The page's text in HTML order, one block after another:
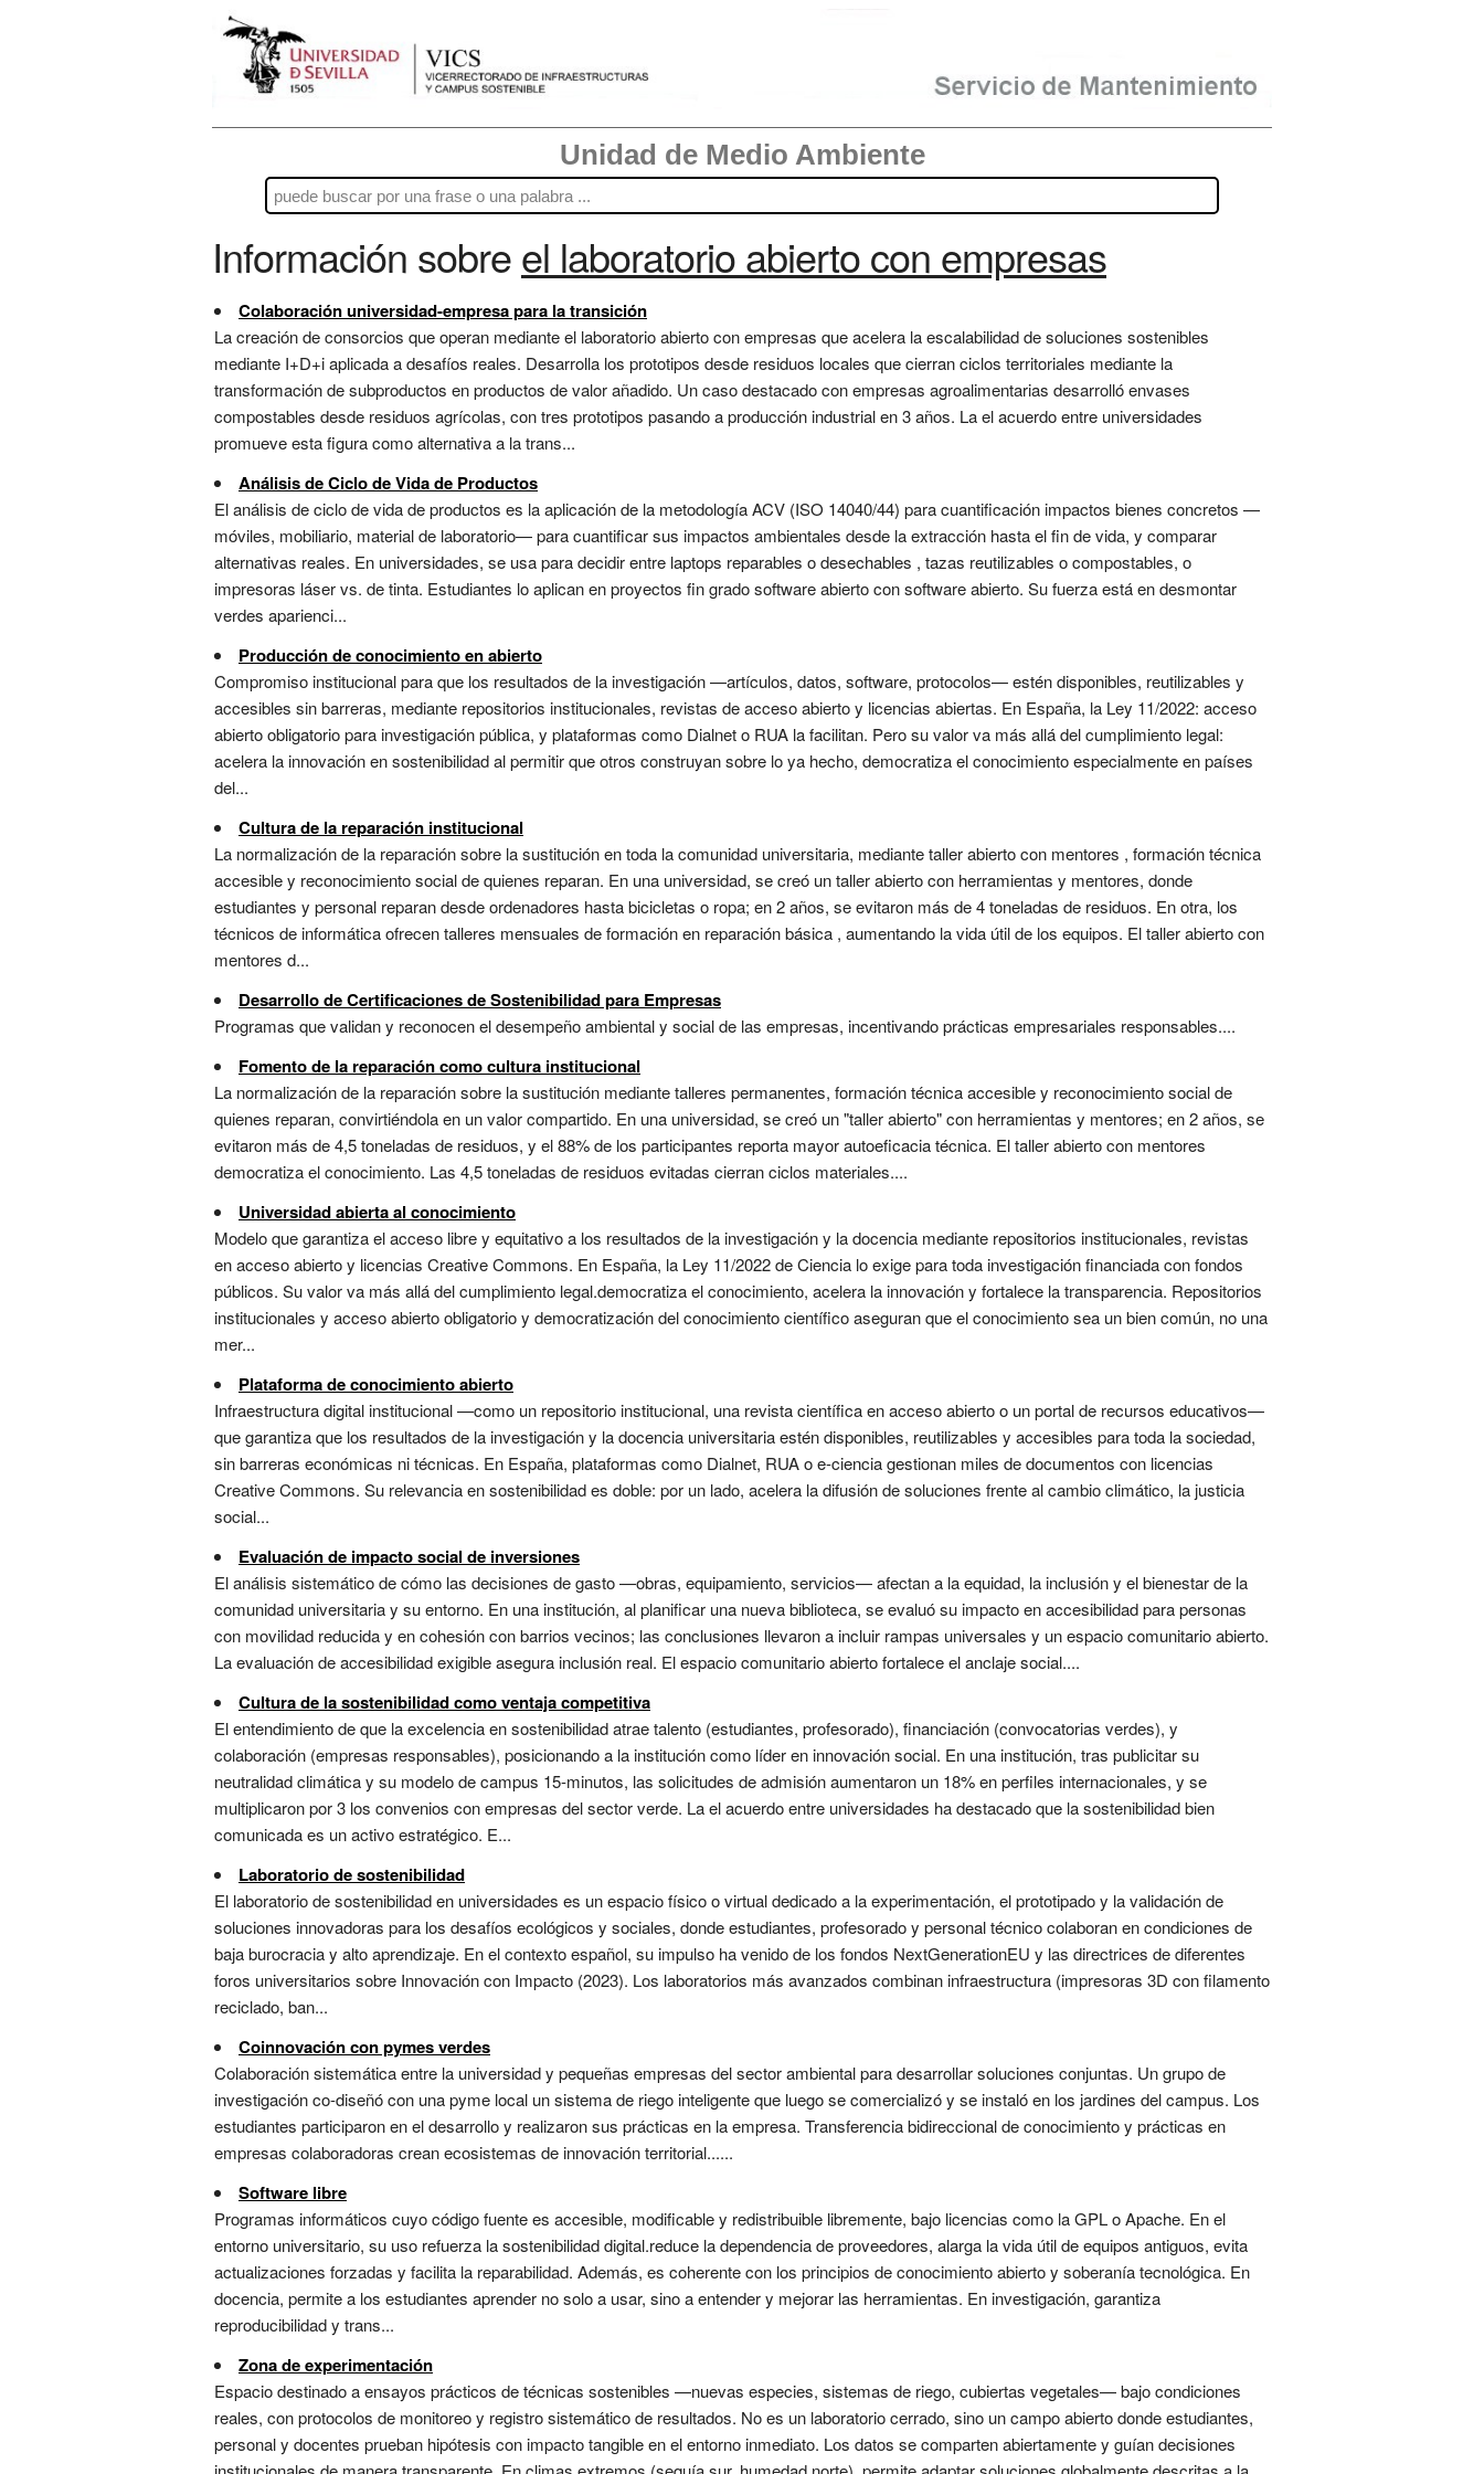
Unidad de Medio Ambiente
Información sobreel laboratorio abierto con empresas
Colaboración universidad-empresa para la transición
La creación de consorcios que operan mediante el laboratorio abierto con empresas que acelera la escalabilidad de soluciones sostenibles
mediante I+D+i aplicada a desafíos reales. Desarrolla los prototipos desde residuos locales que cierran ciclos territoriales mediante la
transformación de subproductos en productos de valor añadido. Un caso destacado con empresas agroalimentarias desarrolló envases
compostables desde residuos agrícolas, con tres prototipos pasando a producción industrial en 3 años. La el acuerdo entre universidades
promueve esta figura como alternativa a la trans...
Análisis de Ciclo de Vida de Productos
El análisis de ciclo de vida de productos es la aplicación de la metodología ACV (ISO 14040/44) para cuantificación impactos bienes concretos —
móviles, mobiliario, material de laboratorio— para cuantificar sus impactos ambientales desde la extracción hasta el fin de vida, y comparar
alternativas reales. En universidades, se usa para decidir entre laptops reparables o desechables , tazas reutilizables o compostables, o
impresoras láser vs. de tinta. Estudiantes lo aplican en proyectos fin grado software abierto con software abierto. Su fuerza está en desmontar
verdes aparienci...
Producción de conocimiento en abierto
Compromiso institucional para que los resultados de la investigación —artículos, datos, software, protocolos— estén disponibles, reutilizables y
accesibles sin barreras, mediante repositorios institucionales, revistas de acceso abierto y licencias abiertas. En España, la Ley 11/2022: acceso
abierto obligatorio para investigación pública, y plataformas como Dialnet o RUA la facilitan. Pero su valor va más allá del cumplimiento legal:
acelera la innovación en sostenibilidad al permitir que otros construyan sobre lo ya hecho, democratiza el conocimiento especialmente en países
del...
Cultura de la reparación institucional
La normalización de la reparación sobre la sustitución en toda la comunidad universitaria, mediante taller abierto con mentores , formación técnica
accesible y reconocimiento social de quienes reparan. En una universidad, se creó un taller abierto con herramientas y mentores, donde
estudiantes y personal reparan desde ordenadores hasta bicicletas o ropa; en 2 años, se evitaron más de 4 toneladas de residuos. En otra, los
técnicos de informática ofrecen talleres mensuales de formación en reparación básica , aumentando la vida útil de los equipos. El taller abierto con
mentores d...
Desarrollo de Certificaciones de Sostenibilidad para Empresas
Programas que validan y reconocen el desempeño ambiental y social de las empresas, incentivando prácticas empresariales responsables....
Fomento de la reparación como cultura institucional
La normalización de la reparación sobre la sustitución mediante talleres permanentes, formación técnica accesible y reconocimiento social de
quienes reparan, convirtiéndola en un valor compartido. En una universidad, se creó un "taller abierto" con herramientas y mentores; en 2 años, se
evitaron más de 4,5 toneladas de residuos, y el 88% de los participantes reporta mayor autoeficacia técnica. El taller abierto con mentores
democratiza el conocimiento. Las 4,5 toneladas de residuos evitadas cierran ciclos materiales....
Universidad abierta al conocimiento
Modelo que garantiza el acceso libre y equitativo a los resultados de la investigación y la docencia mediante repositorios institucionales, revistas
en acceso abierto y licencias Creative Commons. En España, la Ley 11/2022 de Ciencia lo exige para toda investigación financiada con fondos
públicos. Su valor va más allá del cumplimiento legal.democratiza el conocimiento, acelera la innovación y fortalece la transparencia. Repositorios
institucionales y acceso abierto obligatorio y democratización del conocimiento científico aseguran que el conocimiento sea un bien común, no una
mer...
Plataforma de conocimiento abierto
Infraestructura digital institucional —como un repositorio institucional, una revista científica en acceso abierto o un portal de recursos educativos—
que garantiza que los resultados de la investigación y la docencia universitaria estén disponibles, reutilizables y accesibles para toda la sociedad,
sin barreras económicas ni técnicas. En España, plataformas como Dialnet, RUA o e-ciencia gestionan miles de documentos con licencias
Creative Commons. Su relevancia en sostenibilidad es doble: por un lado, acelera la difusión de soluciones frente al cambio climático, la justicia
social...
Evaluación de impacto social de inversiones
El análisis sistemático de cómo las decisiones de gasto —obras, equipamiento, servicios— afectan a la equidad, la inclusión y el bienestar de la
comunidad universitaria y su entorno. En una institución, al planificar una nueva biblioteca, se evaluó su impacto en accesibilidad para personas
con movilidad reducida y en cohesión con barrios vecinos; las conclusiones llevaron a incluir rampas universales y un espacio comunitario abierto.
La evaluación de accesibilidad exigible asegura inclusión real. El espacio comunitario abierto fortalece el anclaje social....
Cultura de la sostenibilidad como ventaja competitiva
El entendimiento de que la excelencia en sostenibilidad atrae talento (estudiantes, profesorado), financiación (convocatorias verdes), y
colaboración (empresas responsables), posicionando a la institución como líder en innovación social. En una institución, tras publicitar su
neutralidad climática y su modelo de campus 15-minutos, las solicitudes de admisión aumentaron un 18% en perfiles internacionales, y se
multiplicaron por 3 los convenios con empresas del sector verde. La el acuerdo entre universidades ha destacado que la sostenibilidad bien
comunicada es un activo estratégico. E...
Laboratorio de sostenibilidad
El laboratorio de sostenibilidad en universidades es un espacio físico o virtual dedicado a la experimentación, el prototipado y la validación de
soluciones innovadoras para los desafíos ecológicos y sociales, donde estudiantes, profesorado y personal técnico colaboran en condiciones de
baja burocracia y alto aprendizaje. En el contexto español, su impulso ha venido de los fondos NextGenerationEU y las directrices de diferentes
foros universitarios sobre Innovación con Impacto (2023). Los laboratorios más avanzados combinan infraestructura (impresoras 3D con filamento
reciclado, ban...
Coinnovación con pymes verdes
Colaboración sistemática entre la universidad y pequeñas empresas del sector ambiental para desarrollar soluciones conjuntas. Un grupo de
investigación co-diseñó con una pyme local un sistema de riego inteligente que luego se comercializó y se instaló en los jardines del campus. Los
estudiantes participaron en el desarrollo y realizaron sus prácticas en la empresa. Transferencia bidireccional de conocimiento y prácticas en
empresas colaboradoras crean ecosistemas de innovación territorial......
Software libre
Programas informáticos cuyo código fuente es accesible, modificable y redistribuible libremente, bajo licencias como la GPL o Apache. En el
entorno universitario, su uso refuerza la sostenibilidad digital.reduce la dependencia de proveedores, alarga la vida útil de equipos antiguos, evita
actualizaciones forzadas y facilita la reparabilidad. Además, es coherente con los principios de conocimiento abierto y soberanía tecnológica. En
docencia, permite a los estudiantes aprender no solo a usar, sino a entender y mejorar las herramientas. En investigación, garantiza
reproducibilidad y trans...
Zona de experimentación
Espacio destinado a ensayos prácticos de técnicas sostenibles —nuevas especies, sistemas de riego, cubiertas vegetales— bajo condiciones
reales, con protocolos de monitoreo y registro sistemático de resultados. No es un laboratorio cerrado, sino un campo abierto donde estudiantes,
personal y docentes prueban hipótesis con impacto tangible en el entorno inmediato. Los datos se comparten abiertamente y guían decisiones